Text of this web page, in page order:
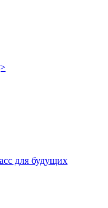
для будущих